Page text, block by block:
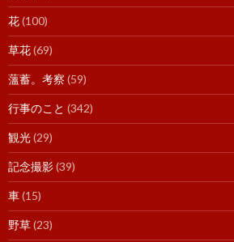
花(100)
草花(69)
薀蓄。考察 (59)
行事のこと (342)
観光(29)
記念撮影(39)
車(15)
野草(23)